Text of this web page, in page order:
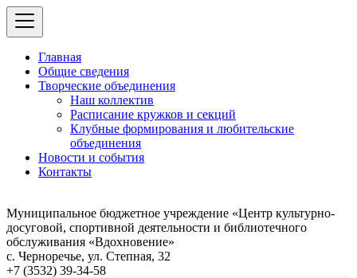
Главная
Общие сведения
Творческие объединения
Наш коллектив
Расписание кружков и секций
Клубные формирования и любительские
объединения
Новости и события
Контакты
Муниципальное бюджетное учреждение «Центр культурно-
досуговой, спортивной деятельности и библиотечного
обслуживания «Вдохновение»
с. Черноречье, ул. Степная, 32
+7 (3532) 39-34-58